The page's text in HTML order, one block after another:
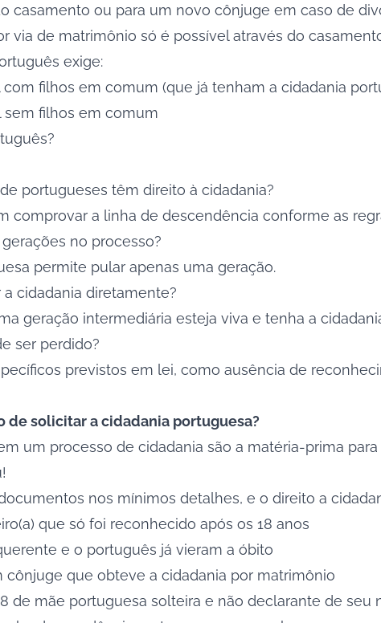
casamento ou para um novo cônjuge em caso de
via de matrimônio só é possível através do
exige:
filhos em comum (que já tenham a cidadania
sem filhos em comum
portugueses têm direito à cidadania?
comprovar a linha de descendência conforme as
no processo?
permite pular apenas uma geração.
cidadania diretamente?
geração intermediária esteja viva e tenha a
ser perdido?
previstos em lei, como ausência de
de solicitar a cidadania portuguesa?
um processo de cidadania são a matéria-prima
nos mínimos detalhes, e o direito a
que só foi reconhecido após os 18 anos
e o português já vieram a óbito
que obteve a cidadania por matrimônio
de mãe portuguesa solteira e não declarante de seu